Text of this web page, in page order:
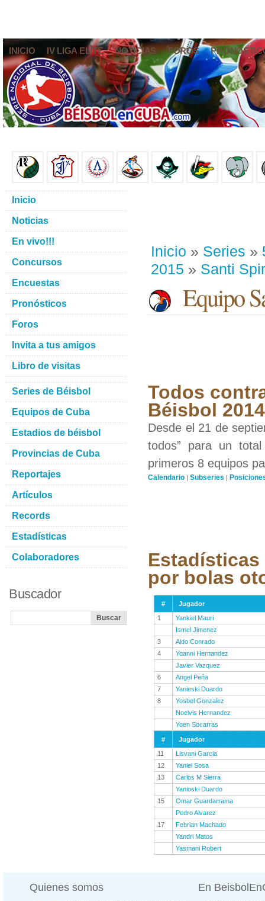
INICIO IV LIGA ELITE NOTICIAS FOROS
Inicio » Series »
2015 » Santi
Equipo
Todos
Béisbol
Desde el 21 de
todos” para un
primeros 8 equipos
Calendario | Subseries |
por bolas
#
Jugador
1
Yankiel Mauri
Ismel Jimenez
3
Aldo Conrado
4
Yoanni Hernandez
Javier Vazquez
6
Angel Peña
7
Yanieski Duardo
8
Yosbel Gonzalez
Noelvis Hernandez
Yoen Socarras
#
Jugador
11
Lisvani Garcia
12
Yaniel Sosa
13
Carlos M Sierra
Yanioski Duardo
15
Omar Guardarrama
Pedro Alvarez
17
Febrian Machado
Yandri Matos
Yasmani Robert
Inicio
Noticias
En vivo!!!
Concursos
Encuestas
Pronósticos
Foros
Invita a tus amigos
Libro de visitas
Series de Béisbol
Equipos de Cuba
Estadios de béisbol
Provincias de Cuba
Reportajes
Artículos
Records
Estadísticas
Colaboradores
Buscador
Quienes somos En